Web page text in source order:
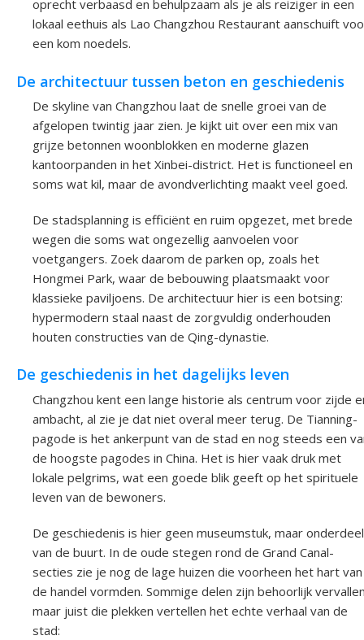
oprecht verbaasd en behulpzaam als je als reiziger in een
lokaal eethuis als Lao Changzhou Restaurant aanschuift
een kom noedels.
De architectuur tussen beton en geschiedenis
De skyline van Changzhou laat de snelle groei van de
afgelopen twintig jaar zien. Je kijkt uit over een mix van
grijze betonnen woonblokken en moderne glazen
kantoorpanden in het Xinbei-district. Het is functioneel en
soms wat kil, maar de avondverlichting maakt veel goed.
De stadsplanning is efficiënt en ruim opgezet, met brede
wegen die soms wat ongezellig aanvoelen voor
voetgangers. Zoek daarom de parken op, zoals het
Hongmei Park, waar de bebouwing plaatsmaakt voor
klassieke paviljoens. De architectuur hier is een botsing:
hypermodern staal naast de zorgvuldig onderhouden
houten constructies van de Qing-dynastie.
De geschiedenis in het dagelijks leven
Changzhou kent een lange historie als centrum voor zijde
ambacht, al zie je dat niet overal meer terug. De Tianning-
pagode is het ankerpunt van de stad en nog steeds een
de hoogste pagodes in China. Het is hier vaak druk met
lokale pelgrims, wat een goede blik geeft op het spirituele
leven van de bewoners.
De geschiedenis is hier geen museumstuk, maar onderdeel
van de buurt. In de oude stegen rond de Grand Canal-
secties zie je nog de lage huizen die voorheen het hart van
de handel vormden. Sommige delen zijn behoorlijk
maar juist die plekken vertellen het echte verhaal van de
stad: